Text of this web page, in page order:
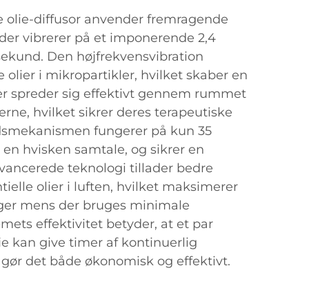
olie-diffusor anvender fremragende
vibrerer på et imponerende 2,4
Den højfrekvensvibration
olier i mikropartikler, hvilket skaber en
spreder sig effektivt gennem rummet
hvilket sikrer deres terapeutiske
fungerer på kun 35
hvisken samtale, og sikrer en
teknologi tillader bedre
olier i luften, hvilket maksimerer
mens der bruges minimale
effektivitet betyder, at et par
kan give timer af kontinuerlig
det både økonomisk og effektivt.